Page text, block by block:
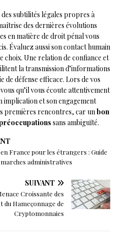
subtilités légales propres à
des dernières évolutions
en matière de droit pénal vous
Évaluez aussi son contact humain
choix. Une relation de confiance et
la transmission d’informations
de défense efficace. Lors de vos
qu’il vous écoute attentivement
implication et son engagement
premières rencontres, car un bon
sans ambiguïté.
France pour les étrangers : Guide
administratives
SUIVANT
Croissante des
du Hameçonnage de
Cryptomonnaies